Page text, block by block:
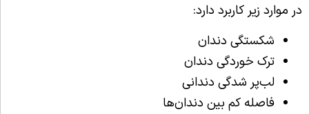
در موارد زیر کاربرد دارد:
شکستگی دندان
ترک خوردگی دندان
لب‌پر شدگی دندانی
فاصله کم بین دندان‌ها